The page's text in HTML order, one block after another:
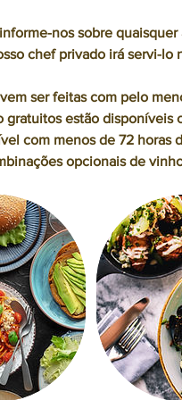
nos sobre
chef privado irá servi-lo
ser feitas com pelo
gratuitos estão disponíveis
com menos de 72 horas
opcionais de